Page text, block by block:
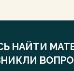
НАЙТИ